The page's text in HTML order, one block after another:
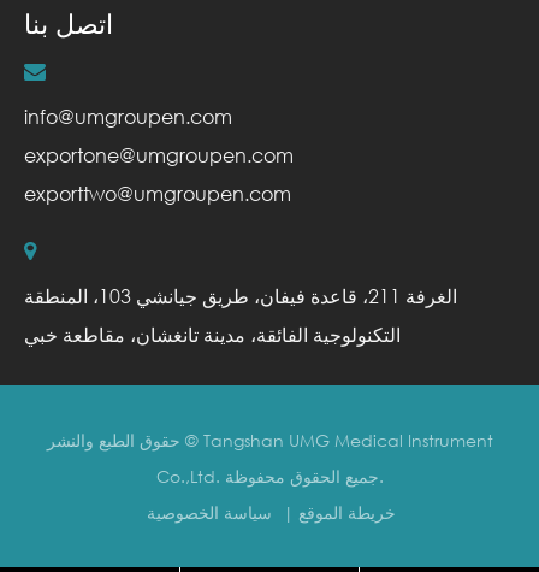
اتصل بنا
info@umgroupen.com
exportone@umgroupen.com
exporttwo@umgroupen.com
الغرفة 211، قاعدة فيفان، طريق جيانشي 103، المنطقة
التكنولوجية الفائقة، مدينة تانغشان، مقاطعة خبي
حقوق الطبع والنشر © Tangshan UMG Medical Instrument
Co.,Ltd.
جميع الحقوق محفوظة.
خريطة الموقع | سياسة الخصوصية